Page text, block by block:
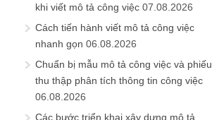
khi viết mô tả công việc 07.08.2026
Cách tiến hành viết mô tả công việc
nhanh gọn 06.08.2026
Chuẩn bị mẫu mô tả công việc và phiếu
thu thập phân tích thông tin công việc
06.08.2026
Các bước triển khai xây dựng mô tả